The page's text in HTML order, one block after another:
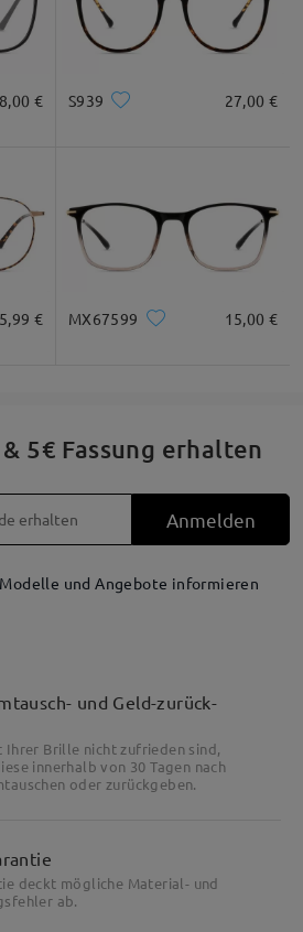
€ S939 27,00 €
€ MX67599 15,00 €
5€ Fassung erhalten
Anmelden
und Angebote informieren
und Geld-zurück-
Ihrer Brille nicht zufrieden sind,
innerhalb von 30 Tagen nach
oder zurückgeben.
deckt mögliche Material- und
ab.